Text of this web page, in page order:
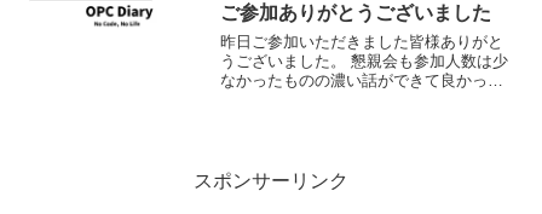
ご参加ありがとうございました
昨日ご参加いただきました皆様ありがと
うございました。 懇親会も参加人数は少
なかったものの濃い話ができて良かった
スポンサーリンク